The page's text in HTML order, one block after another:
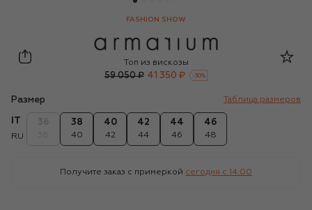
FASHION SHOW
Armarium
Топ из вискозы
59 050 ₽ 41 350 ₽ -30%
Размер Таблица размеров
RU
38
40
40
42
42
44
44
46
46
48
Получите заказ с примеркой сегодня c 14:00